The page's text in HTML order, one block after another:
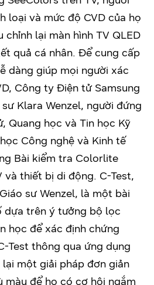
loại và mức độ CVD của họ
lại màn hình TV QLED
quả cá nhân. Để cung cấp
dàng giúp mọi người xác
Công ty Điện tử Samsung
Klara Wenzel, người đứng
Quang học và Tin học Kỹ
Công nghệ và Kinh tế
Bài kiểm tra Colorlite
và thiết bị di động. C-Test,
sư Wenzel, là một bài
dựa trên ý tưởng bộ lọc
học để xác định chứng
Test thông qua ứng dụng
một giải pháp đơn giản
màu để họ có cơ hội ngắm